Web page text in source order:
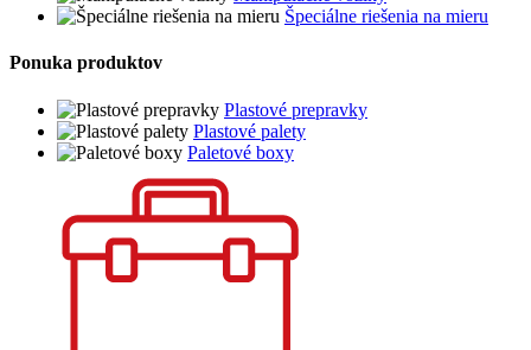
Špeciálne riešenia na mieru
Ponuka produktov
Plastové prepravky
Plastové palety
Paletové boxy